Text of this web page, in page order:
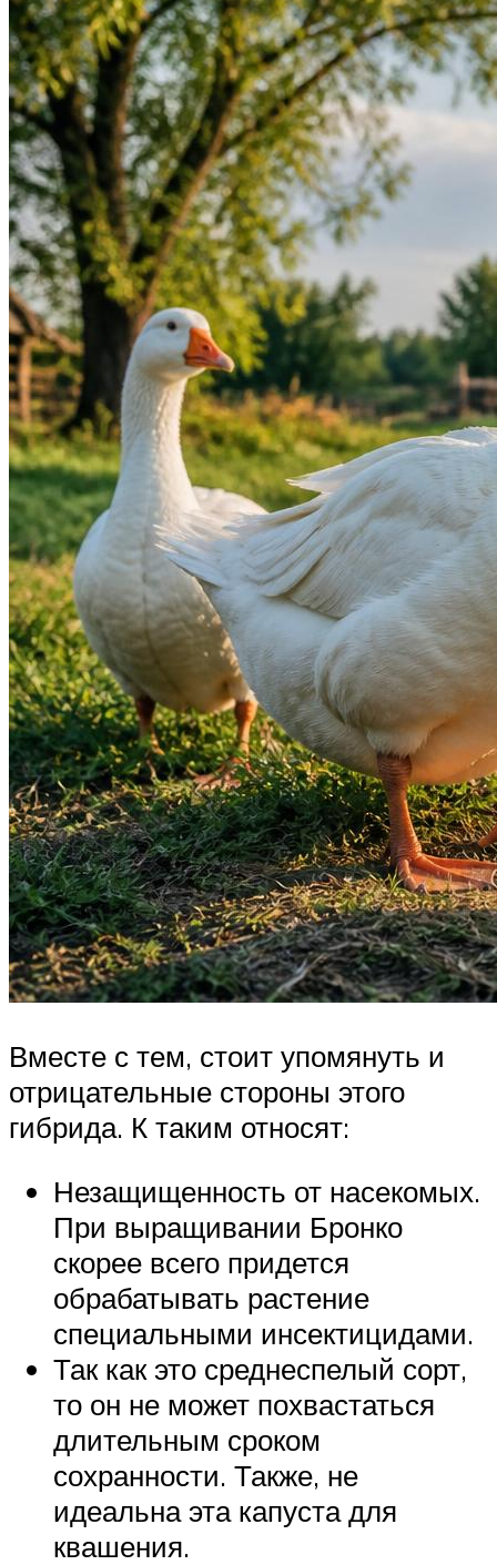
Вместе с тем, стоит упомянуть и
отрицательные стороны этого
гибрида. К таким относят:
Незащищенность от насекомых.
При выращивании Бронко
скорее всего придется
обрабатывать растение
специальными инсектицидами.
Так как это среднеспелый сорт,
то он не может похвастаться
длительным сроком
сохранности. Также, не
идеальна эта капуста для
квашения.